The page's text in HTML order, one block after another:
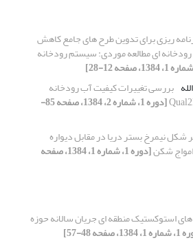
ریزی برای تدوین طرح های جامع کاهش
ای مطالعه موردی: سیستم رودخانه
بررسی تغییرات کیفیت آب رودخانه
[دوره 1، شماره 2، 1384، صفحه 85-
شکل نیمرخ بستر دریا در مقابل دیواره
شکن [دوره 1، شماره 1، 1384، صفحه
استوکستیک منطقه ای جریان سالانه حوزه
صفحه 48-57]